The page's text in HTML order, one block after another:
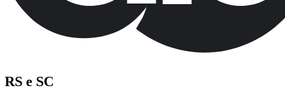
RS e SC